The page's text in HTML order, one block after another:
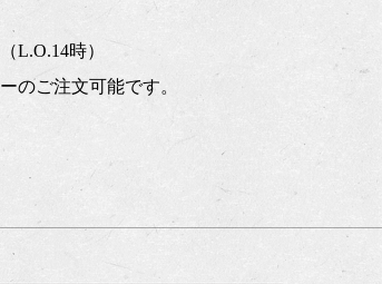
L.O.14時）
のご注文可能です。